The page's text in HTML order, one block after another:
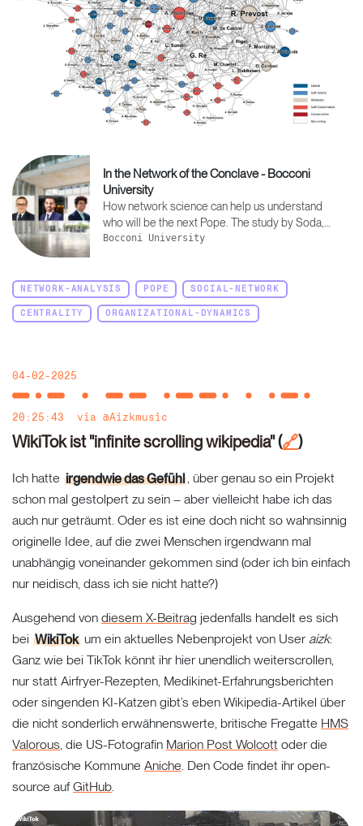
In the Network of the Conclave - Bocconi
University
How network science can help us understand
who will be the next Pope. The study by Soda,
Iorio, and Rizzo reveals how status, information
Bocconi University
NETWORK-ANALYSIS POPE SOCIAL-NETWORK
CENTRALITY ORGANIZATIONAL-DYNAMICS
04-02-2025
20:25:43 via @Aizkmusic
WikiTok ist "infinite scrolling wikipedia"(🔗)
Ich hatte irgendwie das Gefühl, über genau so ein Projekt
schon mal gestolpert zu sein – aber vielleicht habe ich das
auch nur geträumt. Oder es ist eine doch nicht so wahnsinnig
originelle Idee, auf die zwei Menschen irgendwann mal
unabhängig voneinander gekommen sind (oder ich bin einfach
nur neidisch, dass ich sie nicht hatte?)
Ausgehend von diesem X-Beitrag jedenfalls handelt es sich
bei WikiTok um ein aktuelles Nebenprojekt von User aizk:
Ganz wie bei TikTok könnt ihr hier unendlich weiterscrollen,
nur statt Airfryer-Rezepten, Medikinet-Erfahrungsberichten
oder singenden KI-Katzen gibt’s eben Wikipedia-Artikel über
die nicht sonderlich erwähnenswerte, britische Fregatte HMS
Valorous, die US-Fotografin Marion Post Wolcott oder die
französische Kommune Aniche. Den Code findet ihr open-
source auf GitHub.